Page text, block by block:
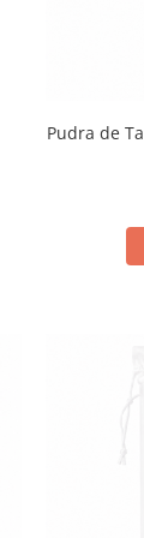
Pudra de